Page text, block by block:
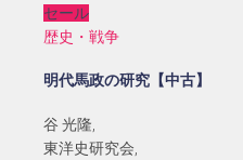
¥1,000
し
で
セール
歴史・戦争
明代馬政の研究【中古】
谷 光隆,
東洋史研究会,